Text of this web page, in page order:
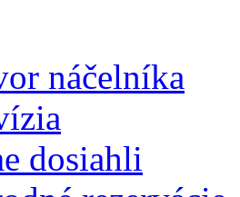
náčelníka
dosiahli